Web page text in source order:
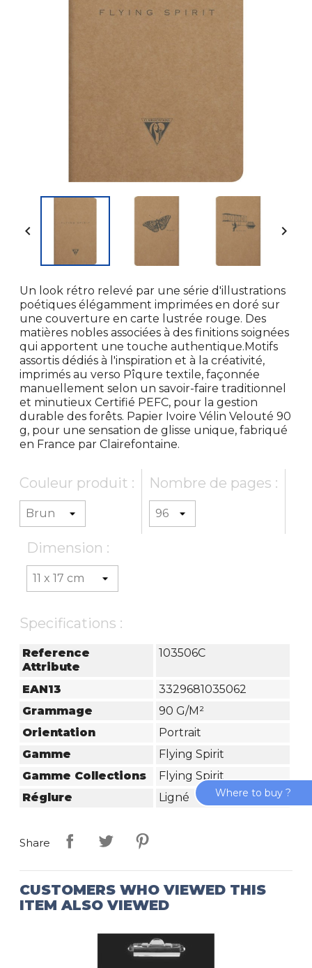
 
Un look rétro relevé par une série d'illustrations
poétiques élégamment imprimées en doré sur
une couverture en carte lustrée rouge. Des
matières nobles associées à des finitions soignées
qui apportent une touche authentique.Motifs
assortis dédiés à l'inspiration et à la créativité,
imprimés au verso Pîqure textile, façonnée
manuellement selon un savoir-faire traditionnel
et minutieux Certifié PEFC, pour la gestion
durable des forêts. Papier Ivoire Vélin Velouté 90
g, pour une sensation de glisse unique, fabriqué
en France par Clairefontaine.
Couleur produit : Nombre de pages :
Dimension :
Specifications :
Reference
Attribute
103506C
EAN13
3329681035062
Grammage
90 G/m²
Orientation
Portrait
Gamme
Flying Spirit
Gamme Collections
Flying Spirit
Réglure
Ligné
Share
CUSTOMERS WHO VIEWED THIS
ITEM ALSO VIEWED
Where to buy ?